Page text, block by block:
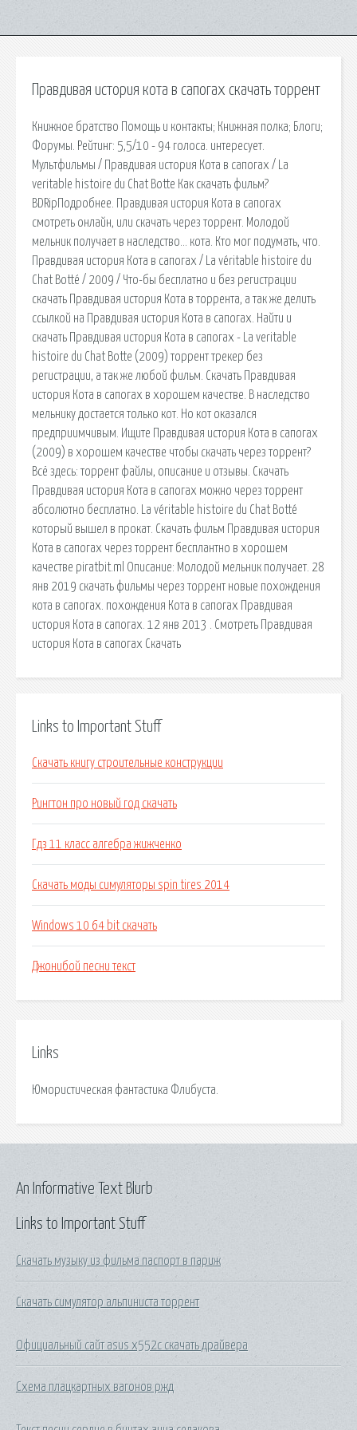
Правдивая история кота в сапогах скачать торрент
Книжное братство Помощь и контакты; Книжная полка; Блоги;
Форумы. Рейтинг: 5,5/10 - 94 голоса. интересует.
Мультфильмы / Правдивая история Кота в сапогах / La
veritable histoire du Chat Botte Как скачать фильм?
BDRipПодробнее. Правдивая история Кота в сапогах
смотреть онлайн, или скачать через торрент. Молодой
мельник получает в наследство… кота. Кто мог подумать, что.
Правдивая история Кота в сапогах / La véritable histoire du
Chat Botté / 2009 / Что-бы бесплатно и без регистрации
скачать Правдивая история Кота в торрента, а так же делить
ссылкой на Правдивая история Кота в сапогах. Найти и
скачать Правдивая история Кота в сапогах - La veritable
histoire du Chat Botte (2009) торрент трекер без
регистрации, а так же любой фильм. Скачать Правдивая
история Кота в сапогах в хорошем качестве. В наследство
мельнику достается только кот. Но кот оказался
предприимчивым. Ищите Правдивая история Кота в сапогах
(2009) в хорошем качестве чтобы скачать через торрент?
Всё здесь: торрент файлы, описание и отзывы. Скачать
Правдивая история Кота в сапогах можно через торрент
абсолютно бесплатно. La véritable histoire du Chat Botté
который вышел в прокат. Скачать фильм Правдивая история
Кота в сапогах через торрент бесплантно в хорошем
качестве piratbit.ml Описание: Молодой мельник получает. 28
янв 2019 скачать фильмы через торрент новые похождения
кота в сапогах. похождения Кота в сапогах Правдивая
история Кота в сапогах. 12 янв 2013 . Смотреть Правдивая
история Кота в сапогах Скачать
Links to Important Stuff
Скачать книгу строительные конструкции
Рингтон про новый год скачать
Гдз 11 класс алгебра жижченко
Скачать моды симуляторы spin tires 2014
Windows 10 64 bit скачать
Джонибой песни текст
Links
Юмористическая фантастика Флибуста.
Links to Important Stuff
Скачать музыку из фильма паспорт в париж
Скачать симулятор альпиниста торрент
Официальный сайт asus x552c скачать драйвера
Схема плацкартных вагонов ржд
An Informative Text Blurb